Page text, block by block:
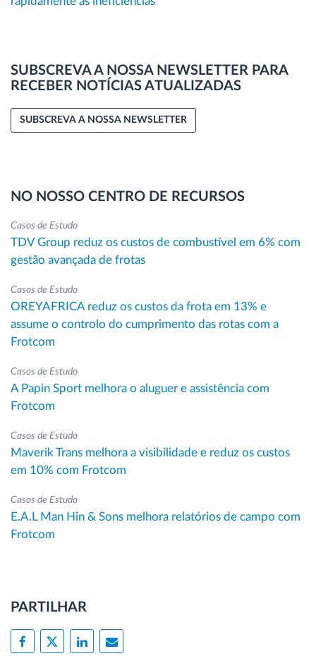
SUBSCREVA A NOSSA NEWSLETTER PARA
RECEBER NOTÍCIAS ATUALIZADAS
SUBSCREVA A NOSSA NEWSLETTER
NO NOSSO CENTRO DE RECURSOS
Casos de Estudo
TDV Group reduz os custos de combustível em 6% com
gestão avançada de frotas
Casos de Estudo
OREYAFRICA reduz os custos da frota em 13% e
assume o controlo do cumprimento das rotas com a
Frotcom
Casos de Estudo
A Papin Sport melhora o aluguer e assistência com
Frotcom
Casos de Estudo
Maverik Trans melhora a visibilidade e reduz os custos
em 10% com Frotcom
Casos de Estudo
E.A.L Man Hin & Sons melhora relatórios de campo com
Frotcom
PARTILHAR